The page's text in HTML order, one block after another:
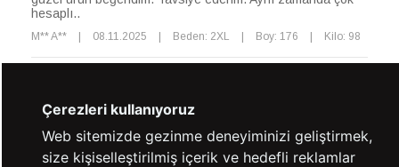
hesaplı..
M** A** | 08.11.2025 | Beden: 2XL | Boy: 176 | Kilo: 98
A** G**
Çerezleri kullanıyoruz
Web sitemizde gezinme deneyiminizi geliştirmek,
size kişiselleştirilmiş içerik ve hedefli reklamlar